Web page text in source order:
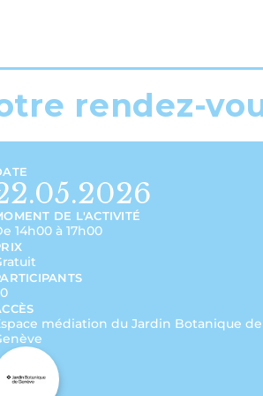
rendez-
DE L'ACTIVITÉ
14h00 à 17h00
médiation du Jardin Botanique de